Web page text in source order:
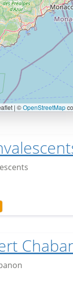
| ©OpenStreetMap
Ecole Convalescents